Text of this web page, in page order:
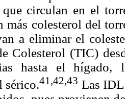
circulan en el
más colesterol del
a eliminar el
Colesterol (TIC)
hasta el hígado,
sérico.41,42,43 Las IDL